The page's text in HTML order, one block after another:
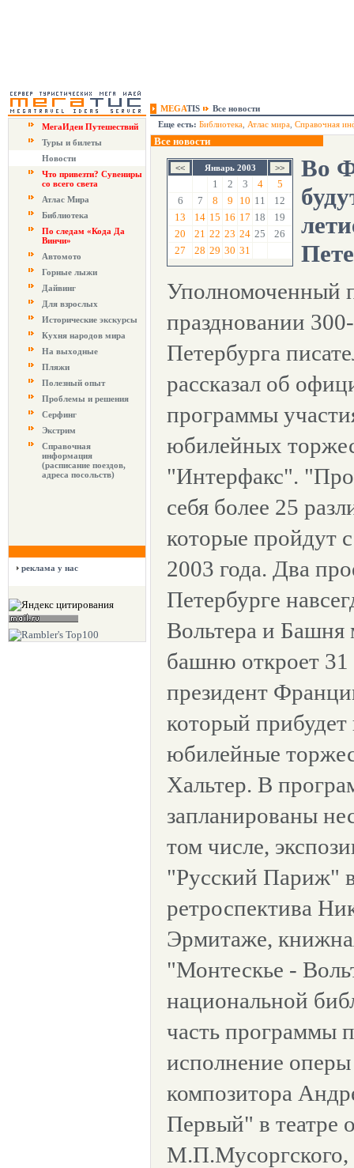
MEGATIS
Все новости
МегаИдеи Путешествий
Туры и билеты
Новости
Что привезти? Сувениры
со всего света
Атлас Мира
Библиотека
По следам «Кода Да
Винчи»
Автомото
Горные лыжи
Дайвинг
Для взрослых
Исторические экскурсы
Кухня народов мира
На выходные
Пляжи
Полезный опыт
Проблемы и решения
Серфинг
Экстрим
Справочная
информация
(расписание поездов,
адреса посольств)
реклама у нас
Еще есть: Библиотека Атлас мира Справочная
Все новости
Январь 2003
1 2 3 4
5
6
7 8 9 10 11
12
13
14 15 16 17 18
19
20
21 22 23 24 25
26
27
28 29 30 31
Во
Уполномоченный
праздновании
Петербурга
рассказал об
программы
юбилейных
"Интерфакс".
себя более 25
которые пройдут
2003 года. Два
Петербурге
Вольтера и Башня
башню откроет 31
президент
который прибудет
юбилейные
Хальтер. В
запланированы
том числе,
"Русский Париж"
ретроспектива
Эрмитаже,
"Монтескье -
национальной
часть программы
исполнение
композитора
Первый" в театре
М.П.Мусоргского,